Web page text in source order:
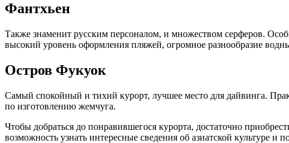
Фантхьен
Также знаменит русским персоналом, и множеством серферов.
высокий уровень оформления пляжей, огромное разнообразие
Остров Фукуок
Самый спокойный и тихий курорт, лучшее место для дайвинга.
по изготовлению жемчуга.
Чтобы добраться до понравившегося курорта, достаточно
возможность узнать интересные сведения об азиатской культуре и